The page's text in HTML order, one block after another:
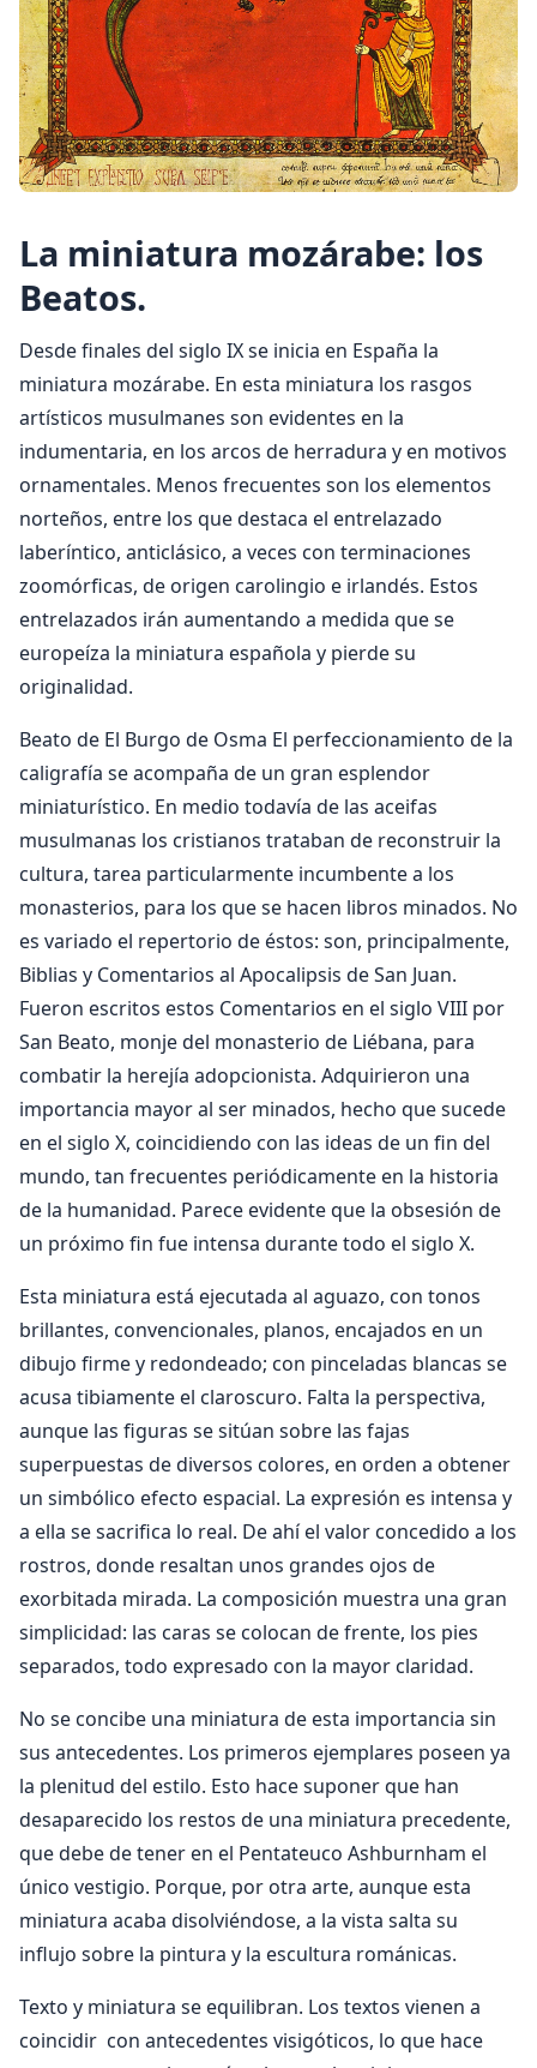
La miniatura mozárabe: los
Beatos.
Desde finales del siglo IX se inicia en España la
miniatura mozárabe. En esta miniatura los rasgos
artísticos musulmanes son evidentes en la
indumentaria, en los arcos de herradura y en motivos
ornamentales. Menos frecuentes son los elementos
norteños, entre los que destaca el entrelazado
laberíntico, anticlásico, a veces con terminaciones
zoomórficas, de origen carolingio e irlandés. Estos
entrelazados irán aumentando a medida que se
europeíza la miniatura española y pierde su
originalidad.
Beato de El Burgo de Osma El perfeccionamiento de la
caligrafía se acompaña de un gran esplendor
miniaturístico. En medio todavía de las aceifas
musulmanas los cristianos trataban de reconstruir la
cultura, tarea particularmente incumbente a los
monasterios, para los que se hacen libros minados. No
es variado el repertorio de éstos: son, principalmente,
Biblias y Comentarios al Apocalipsis de San Juan.
Fueron escritos estos Comentarios en el siglo VIII por
San Beato, monje del monasterio de Liébana, para
combatir la herejía adopcionista. Adquirieron una
importancia mayor al ser minados, hecho que sucede
en el siglo X, coincidiendo con las ideas de un fin del
mundo, tan frecuentes periódicamente en la historia
de la humanidad. Parece evidente que la obsesión de
un próximo fin fue intensa durante todo el siglo X.
Esta miniatura está ejecutada al aguazo, con tonos
brillantes, convencionales, planos, encajados en un
dibujo firme y redondeado; con pinceladas blancas se
acusa tibiamente el claroscuro. Falta la perspectiva,
aunque las figuras se sitúan sobre las fajas
superpuestas de diversos colores, en orden a obtener
un simbólico efecto espacial. La expresión es intensa y
a ella se sacrifica lo real. De ahí el valor concedido a los
rostros, donde resaltan unos grandes ojos de
exorbitada mirada. La composición muestra una gran
simplicidad: las caras se colocan de frente, los pies
separados, todo expresado con la mayor claridad.
No se concibe una miniatura de esta importancia sin
sus antecedentes. Los primeros ejemplares poseen ya
la plenitud del estilo. Esto hace suponer que han
desaparecido los restos de una miniatura precedente,
que debe de tener en el Pentateuco Ashburnham el
único vestigio. Porque, por otra arte, aunque esta
miniatura acaba disolviéndose, a la vista salta su
influjo sobre la pintura y la escultura románicas.
Texto y miniatura se equilibran. Los textos vienen a
coincidir con antecedentes visigóticos, lo que hace